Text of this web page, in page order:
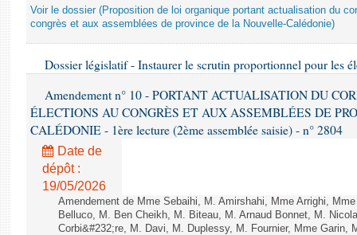
Voir le dossier (Proposition de loi organique portant actualisation du
congrès et aux assemblées de province de la Nouvelle-Calédonie)
Dossier législatif - Instaurer le scrutin proportionnel pour les
Amendement n° 10 - PORTANT ACTUALISATION DU
ÉLECTIONS AU CONGRÈS ET AUX ASSEMBLÉES DE
CALÉDONIE - 1ère lecture (2ème assemblée saisie) - n° 2804
Date de
dépôt :
19/05/2026
Amendement de Mme Sebaihi, M. Amirshahi, Mme Arrighi,
Belluco, M. Ben Cheikh, M. Biteau, M. Arnaud Bonnet, M.
Corbi&#232;re, M. Davi, M. Duplessy, M. Fournier, Mme Garin,